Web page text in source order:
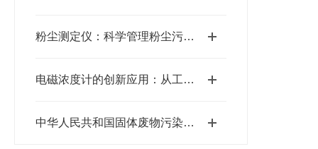
粉尘测定仪：科学管理粉尘污染，构建清洁生产环境
电磁浓度计的创新应用：从工业生产到环境监测
中华人民共和国固体废物污染环境防治法将于9月1日期施行